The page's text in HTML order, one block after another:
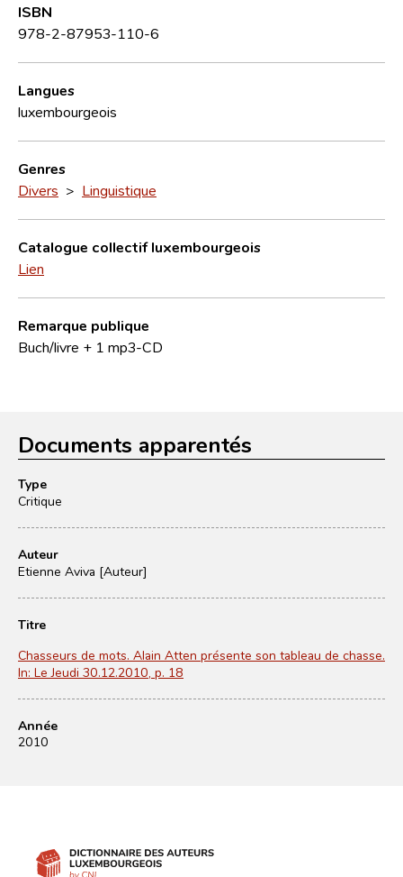
ISBN
978-2-87953-110-6
Langues
luxembourgeois
Genres
Divers > Linguistique
Catalogue collectif luxembourgeois
Lien
Remarque publique
Buch/livre + 1 mp3-CD
Documents apparentés
Type
Critique
Auteur
Etienne Aviva [Auteur]
Titre
Chasseurs de mots. Alain Atten présente son tableau de chasse.
In: Le Jeudi 30.12.2010, p. 18
Année
2010